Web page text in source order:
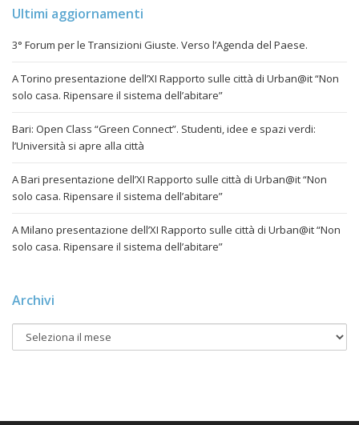
Ultimi aggiornamenti
3° Forum per le Transizioni Giuste. Verso l’Agenda del Paese.
A Torino presentazione dell’XI Rapporto sulle città di Urban@it “Non
solo casa. Ripensare il sistema dell’abitare”
Bari: Open Class “Green Connect”. Studenti, idee e spazi verdi:
l’Università si apre alla città
A Bari presentazione dell’XI Rapporto sulle città di Urban@it “Non
solo casa. Ripensare il sistema dell’abitare”
A Milano presentazione dell’XI Rapporto sulle città di Urban@it “Non
solo casa. Ripensare il sistema dell’abitare”
Archivi